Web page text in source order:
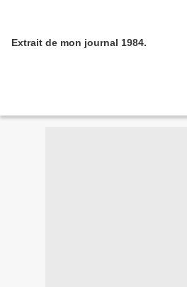
Extrait de mon journal 1984.